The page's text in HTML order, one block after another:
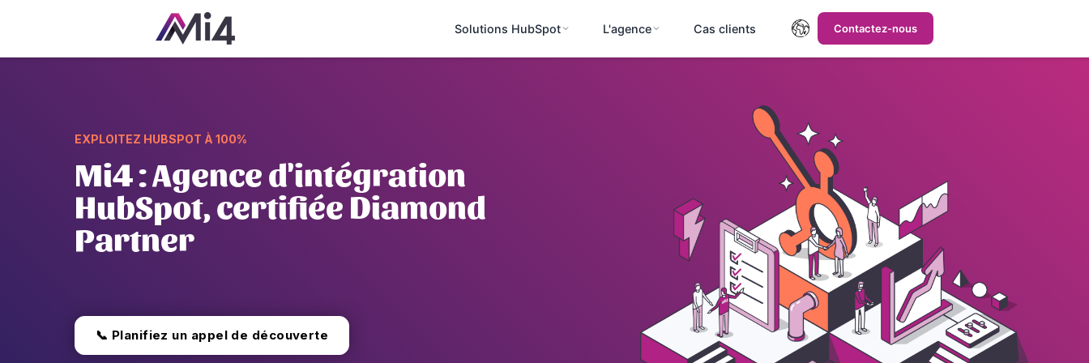
Solutions HubSpot L'agence Cas clients Contactez-nous
EXPLOITEZ HUBSPOT À 100%
Mi4 : Agence d'intégration
HubSpot, certifiée Diamond
Partner
📞 Planifiez un appel de découverte